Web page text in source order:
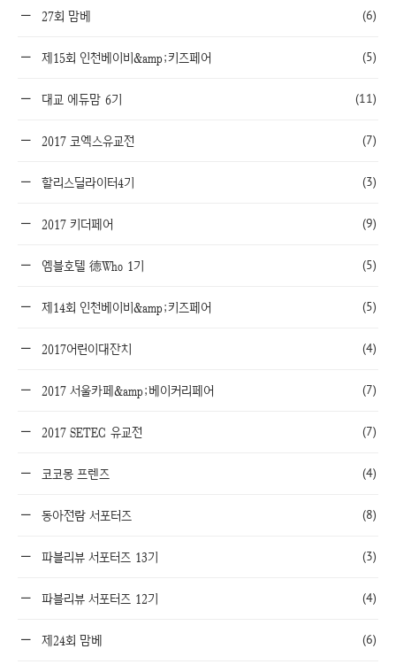
27회 맘베 (6)
제15회 인천베이비&amp;키즈페어 (5)
대교 에듀맘 6기 (11)
2017 코엑스유교전 (7)
할리스딜라이터4기 (3)
2017 키더페어 (9)
엠블호텔 德Who 1기 (5)
제14회 인천베이비&amp;키즈페어 (5)
2017어린이대잔치 (4)
2017 서울카페&amp;베이커리페어 (7)
2017 SETEC 유교전 (7)
코코몽 프렌즈 (4)
동아전람 서포터즈 (8)
파블리뷰 서포터즈 13기 (3)
파블리뷰 서포터즈 12기 (4)
제24회 맘베 (6)